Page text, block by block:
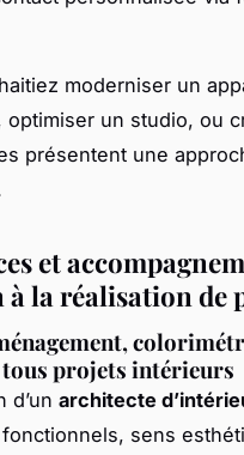
moderniser un
optimiser un studio, ou
présentent une
et
à la réalisation de
projets intérieurs
d’un architecte
sens